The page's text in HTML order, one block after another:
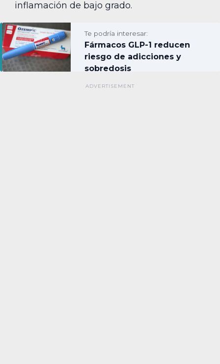
inflamación de bajo grado.
Te podría interesar:
Fármacos GLP-1 reducen
riesgo de adicciones y
sobredosis